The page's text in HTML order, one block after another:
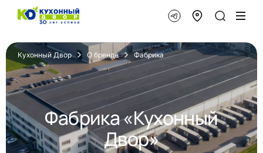
Кухонный Двор О бренде Фабрика
Фабрика«Кухонный
Двор»